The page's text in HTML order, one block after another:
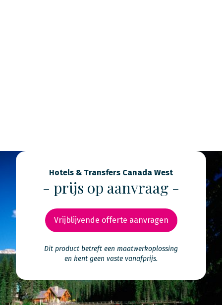
Hotels & Transfers Canada West
- prijs op aanvraag -
Vrijblijvende offerte aanvragen
Dit product betreft een maatwerkoplossing
en kent geen vaste vanafprijs.